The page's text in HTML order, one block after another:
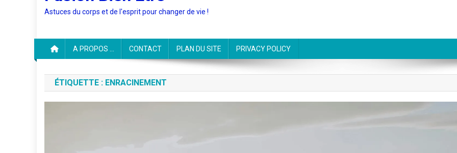
Astuces du corps et de l'esprit pour changer de vie !
A PROPOS … CONTACT PLAN DU SITE PRIVACY POLICY
ÉTIQUETTE : ENRACINEMENT